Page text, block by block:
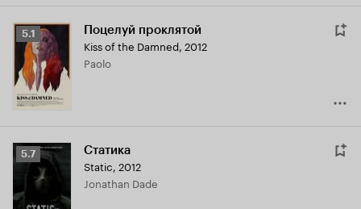
Рейтинг
Кинопоиска
5.1
5.1 Поцелуй проклятой
Kiss of the Damned, 2012
Paolo
Рейтинг
Кинопоиска
5.7 Статика
Static, 2012
Jonathan Dade